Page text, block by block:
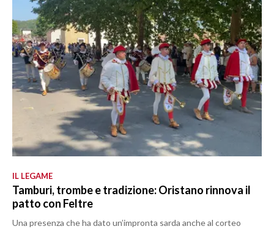
IL LEGAME
Tamburi, trombe e tradizione: Oristano rinnova il
patto con Feltre
Una presenza che ha dato un’impronta sarda anche al corteo